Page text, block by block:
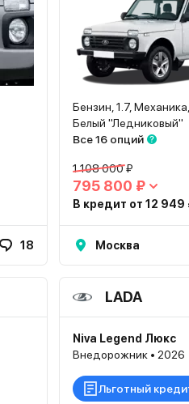
18
Бензин, 1.7,
Белый "Ледниковый"
Все 16 опций
1 108 000 ₽
795 800 ₽
В кредит от 12 949
Москва
LADA
Niva Legend Люкс
Внедорожник • 2026
Льготный